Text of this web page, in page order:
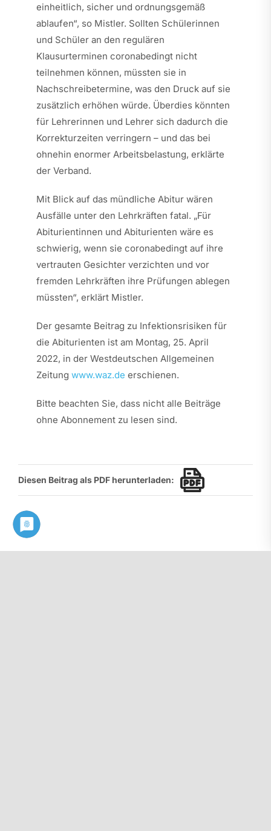
einheitlich, sicher und ordnungsgemäß
ablaufen“, so Mistler. Sollten Schülerinnen
und Schüler an den regulären
Klausurterminen coronabedingt nicht
teilnehmen können, müssten sie in
Nachschreibetermine, was den Druck auf sie
zusätzlich erhöhen würde. Überdies könnten
für Lehrerinnen und Lehrer sich dadurch die
Korrekturzeiten verringern – und das bei
ohnehin enormer Arbeitsbelastung, erklärte
der Verband.
Mit Blick auf das mündliche Abitur wären
Ausfälle unter den Lehrkräften fatal. „Für
Abiturientinnen und Abiturienten wäre es
schwierig, wenn sie coronabedingt auf ihre
vertrauten Gesichter verzichten und vor
fremden Lehrkräften ihre Prüfungen ablegen
müssten“, erklärt Mistler.
Der gesamte Beitrag zu Infektionsrisiken für
die Abiturienten ist am Montag, 25. April
2022, in der Westdeutschen Allgemeinen
Zeitung www.waz.de erschienen.
Bitte beachten Sie, dass nicht alle Beiträge
ohne Abonnement zu lesen sind.
Diesen Beitrag als PDF herunterladen: